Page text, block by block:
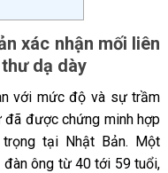
xác nhận mối liên
dạ dày
với mức độ và sự trầm
đã được chứng minh hợp
tại Nhật Bản. Một
ông từ 40 tới 59 tuổi,